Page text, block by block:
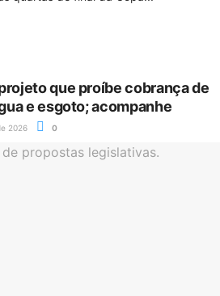
que proíbe cobrança de
e esgoto; acompanhe
2026 0